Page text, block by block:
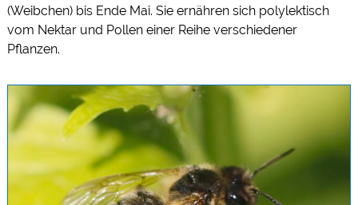
(Weibchen) bis Ende Mai. Sie ernähren sich polylektisch
vom Nektar und Pollen einer Reihe verschiedener
Pflanzen.